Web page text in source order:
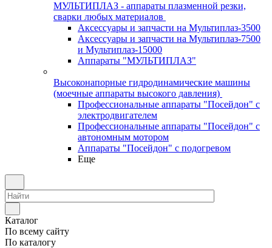
МУЛЬТИПЛАЗ - аппараты плазменной резки,
сварки любых материалов
Аксессуары и запчасти на Мультиплаз-3500
Аксессуары и запчасти на Мультиплаз-7500
и Мультиплаз-15000
Аппараты "МУЛЬТИПЛАЗ"
Высоконапорные гидродинамические машины
(моечные аппараты высокого давления)
Профессиональные аппараты "Посейдон" с
электродвигателем
Профессиональные аппараты "Посейдон" с
автономным мотором
Аппараты "Посейдон" с подогревом
Еще
Каталог
По всему сайту
По каталогу